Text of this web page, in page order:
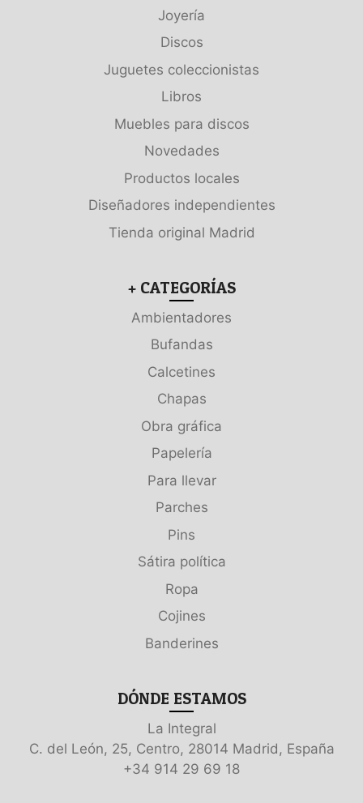
Joyería
Discos
Juguetes coleccionistas
Libros
Muebles para discos
Novedades
Productos locales
Diseñadores independientes
Tienda original Madrid
+ CATEGORÍAS
Ambientadores
Bufandas
Calcetines
Chapas
Obra gráfica
Papelería
Para llevar
Parches
Pins
Sátira política
Ropa
Cojines
Banderines
DÓNDE ESTAMOS
La Integral
C. del León, 25, Centro, 28014 Madrid, España
+34 914 29 69 18